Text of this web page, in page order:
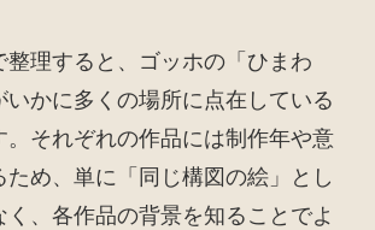
整理すると、ゴッホの「ひまわ
いかに多くの場所に点在している
。それぞれの作品には制作年や意
ため、単に「同じ構図の絵」とし
く、各作品の背景を知ることでよ